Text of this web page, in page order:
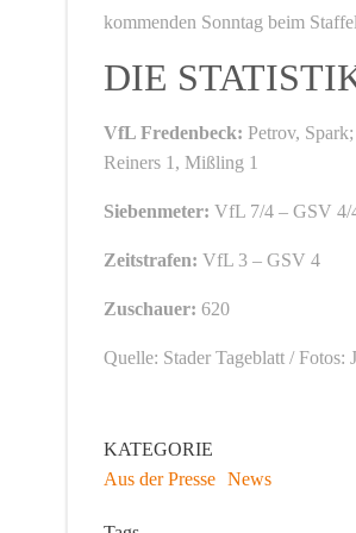
kommenden Sonntag beim
DIE
VfL Fredenbeck: Petrov,
Reiners 1, Mißling 1
Siebenmeter: VfL 7/4 – GSV 4/
Zeitstrafen: VfL 3 – GSV 4
Zuschauer: 620
Quelle: Stader Tageblatt / Fotos:
KATEGORIE
Aus der Presse News